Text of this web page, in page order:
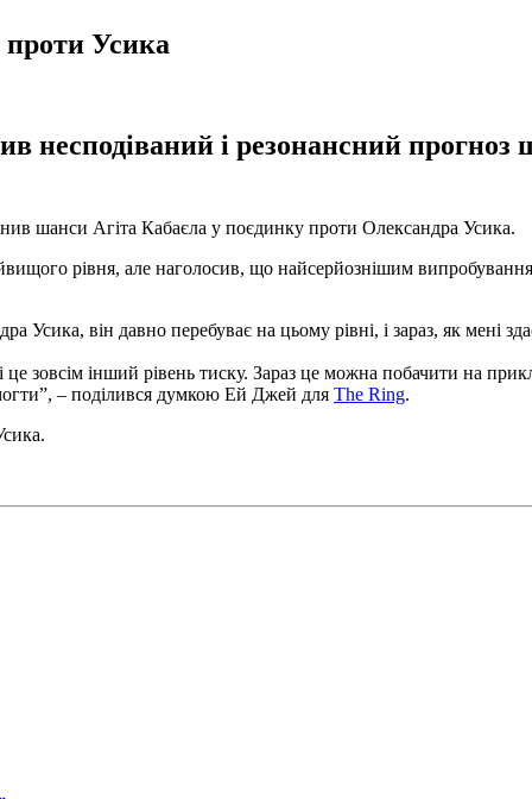
Усика
несподіваний і резонансний прогноз
шанси Агіта Кабаєла у поєдинку проти Олександра Усика.
рівня, але наголосив, що найсерйознішим
він давно перебуває на цьому рівні, і зараз, як мені
це зовсім інший рівень тиску. Зараз це можна побачити на
– поділився думкою Ей Джей для The Ring.